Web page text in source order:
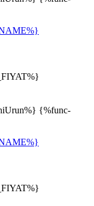
{%func-